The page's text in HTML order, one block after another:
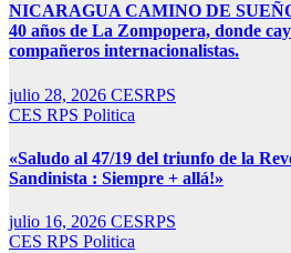
NICARAGUA CAMINO DE
40 años de La Zompopera, donde
compañeros internacionalistas.
julio 28, 2026 CESRPS
CES RPS Politica
«Saludo al 47/19 del triunfo de la
Sandinista : Siempre + allá!»
julio 16, 2026 CESRPS
CES RPS Politica